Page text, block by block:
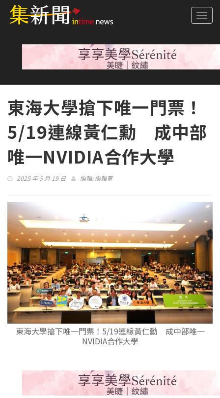
東海大學搶下唯一門票！
5/19連線黃仁勳 成中部
唯一NVIDIA合作大學
2025 年 5 月 19 日 編輯:編輯室
東海大學搶下唯一門票！5/19連線黃仁勳 成中部唯一
NVIDIA合作大學